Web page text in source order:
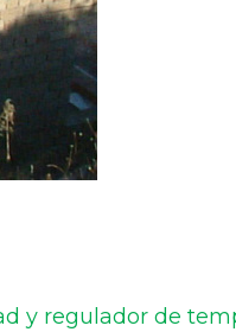
y regulador de